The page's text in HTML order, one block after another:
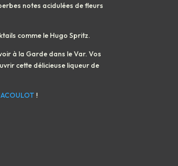
notes acidulées de fleurs
comme le Hugo Spritz.
à la Garde dans le Var. Vos
cette délicieuse liqueur de
!